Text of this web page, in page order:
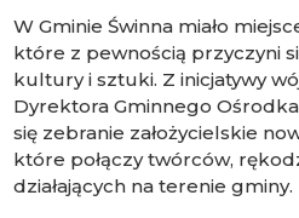
W Gminie Świnna miało
które z pewnością przyczyni
kultury i sztuki. Z inicjatywy
Dyrektora Gminnego
się zebranie założycielskie
które połączy twórców,
działających na terenie gminy.